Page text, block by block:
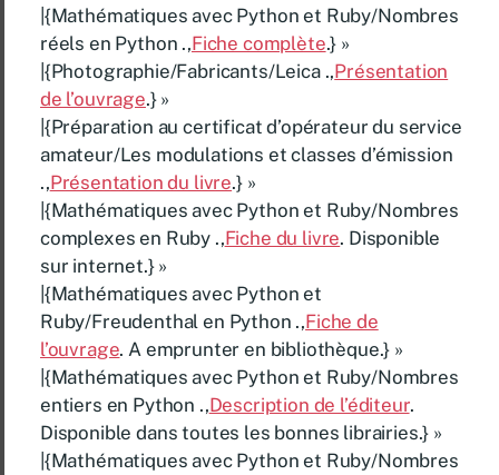
|{Mathématiques avec Python et Ruby/Nombres
réels en Python .,Fiche complète.} »
|{Photographie/Fabricants/Leica .,Présentation
de l’ouvrage.} »
|{Préparation au certificat d’opérateur du service
amateur/Les modulations et classes d’émission
.,Présentation du livre.} »
|{Mathématiques avec Python et Ruby/Nombres
complexes en Ruby .,Fiche du livre. Disponible
sur internet.} »
|{Mathématiques avec Python et
Ruby/Freudenthal en Python .,Fiche de
l’ouvrage. A emprunter en bibliothèque.} »
|{Mathématiques avec Python et Ruby/Nombres
entiers en Python .,Description de l’éditeur.
Disponible dans toutes les bonnes librairies.} »
|{Mathématiques avec Python et Ruby/Nombres